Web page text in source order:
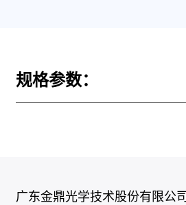
规格参数：
广东金鼎光学技术股份有限公司